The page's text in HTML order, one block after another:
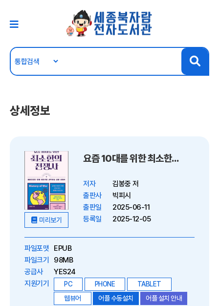
상세정보
미리보기
요즘 10대를 위한 최소한의 전쟁사 : 흥미진진한 전쟁 이야기로 시작하는 교양 세계사
저자
김봉중 저
출판사
빅피시
출판일
2025-06-11
등록일
2025-12-05
파일포맷
EPUB
파일크기
98MB
공급사
YES24
지원기기
PC PHONE
TABLET
웹뷰어
어플 수동설치 어플 설치 안내